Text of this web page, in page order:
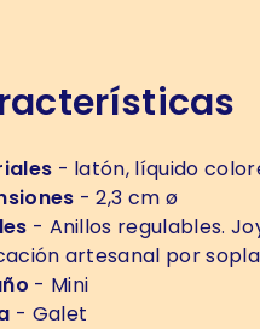
- latón, líquido
- 2,3 cm ø
- Anillos regulables.
artesanal por
- Mini
- Galet